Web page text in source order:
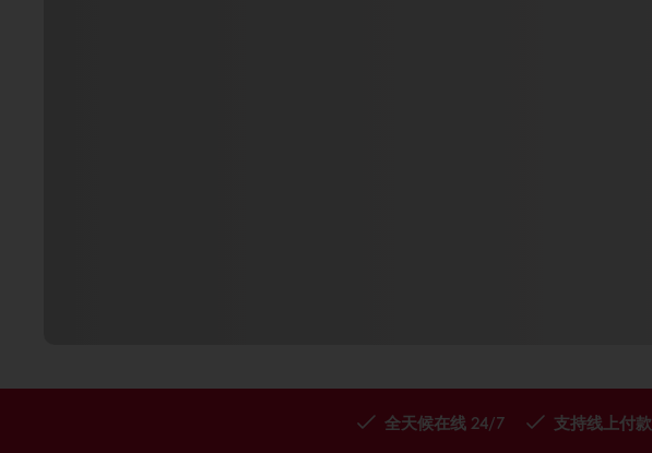
全天候在线 24/7 支持线上付款